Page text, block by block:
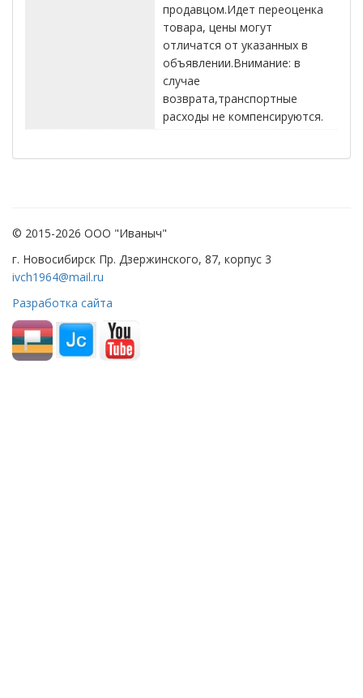
продавцом.Идет переоценка
товара, цены могут
отличатся от указанных в
объявлении.Внимание: в
случае
возврата,транспортные
расходы не компенсируются.
© 2015-2026 ООО "Иваныч"
г. Новосибирск Пр. Дзержинского, 87, корпус 3
ivch1964@mail.ru
Разработка сайта